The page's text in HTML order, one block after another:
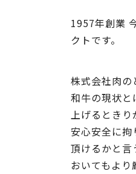
1957年創業
クトです。
株式会社肉の
和牛の現状と
上げるときり
安心安全に
頂けるかと
おいてもより